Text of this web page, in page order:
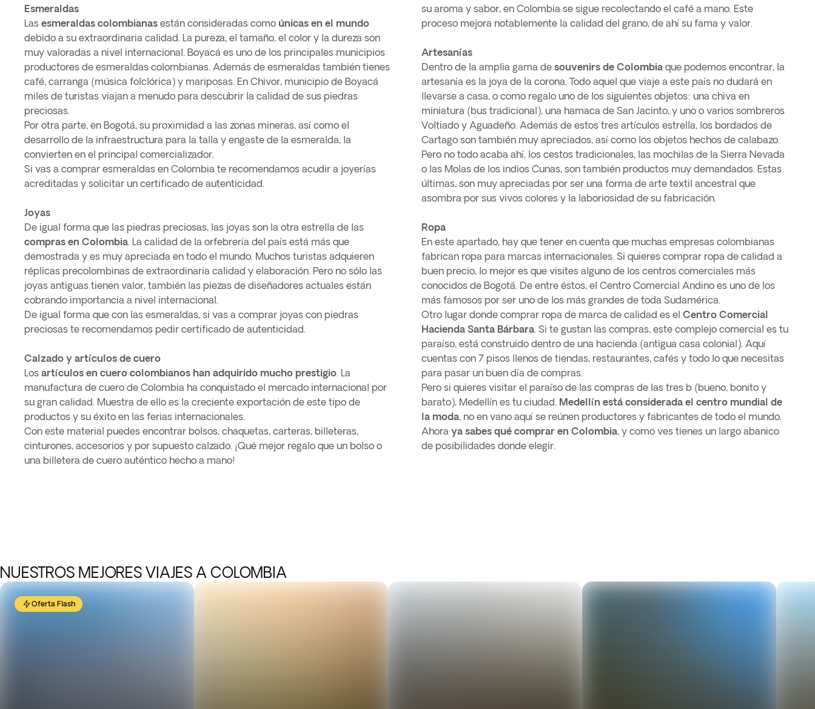
Esmeraldas
Las esmeraldas colombianas están consideradas como únicas en el mundo
debido a su extraordinaria calidad. La pureza, el tamaño, el color y la dureza son
muy valoradas a nivel internacional. Boyacá es uno de los principales municipios
productores de esmeraldas colombianas. Además de esmeraldas también tienes
café, carranga (música folclórica) y mariposas. En Chivor, municipio de Boyacá
miles de turistas viajan a menudo para descubrir la calidad de sus piedras
preciosas.
Por otra parte, en Bogotá, su proximidad a las zonas mineras, así como el
desarrollo de la infraestructura para la talla y engaste de la esmeralda, la
convierten en el principal comercializador.
Si vas a comprar esmeraldas en Colombia te recomendamos acudir a joyerías
acreditadas y solicitar un certificado de autenticidad.
Joyas
De igual forma que las piedras preciosas, las joyas son la otra estrella de las
compras en Colombia. La calidad de la orfebrería del país está más que
demostrada y es muy apreciada en todo el mundo. Muchos turistas adquieren
réplicas precolombinas de extraordinaria calidad y elaboración. Pero no sólo las
joyas antiguas tienen valor, también las piezas de diseñadores actuales están
cobrando importancia a nivel internacional.
De igual forma que con las esmeraldas, si vas a comprar joyas con piedras
preciosas te recomendamos pedir certificado de autenticidad.
Calzado y artículos de cuero
Los artículos en cuero colombianos han adquirido mucho prestigio. La
manufactura de cuero de Colombia ha conquistado el mercado internacional por
su gran calidad. Muestra de ello es la creciente exportación de este tipo de
productos y su éxito en las ferias internacionales.
Con este material puedes encontrar bolsos, chaquetas, carteras, billeteras,
cinturones, accesorios y por supuesto calzado. ¡Qué mejor regalo que un bolso o
una billetera de cuero auténtico hecho a mano!
su aroma y sabor, en Colombia se sigue recolectando el café a mano. Este
proceso mejora notablemente la calidad del grano, de ahí su fama y valor.
Artesanías
Dentro de la amplia gama de souvenirs de Colombia que podemos encontrar, la
artesanía es la joya de la corona. Todo aquel que viaje a este país no dudará en
llevarse a casa, o como regalo uno de los siguientes objetos: una chiva en
miniatura (bus tradicional), una hamaca de San Jacinto, y uno o varios sombreros
Voltiado y Aguadeño. Además de estos tres artículos estrella, los bordados de
Cartago son también muy apreciados, así como los objetos hechos de calabazo.
Pero no todo acaba ahí, los cestos tradicionales, las mochilas de la Sierra Nevada
o las Molas de los indios Cunas, son también productos muy demandados. Estas
últimas, son muy apreciadas por ser una forma de arte textil ancestral que
asombra por sus vivos colores y la laboriosidad de su fabricación.
Ropa
En este apartado, hay que tener en cuenta que muchas empresas colombianas
fabrican ropa para marcas internacionales. Si quieres comprar ropa de calidad a
buen precio, lo mejor es que visites alguno de los centros comerciales más
conocidos de Bogotá. De entre éstos, el Centro Comercial Andino es uno de los
más famosos por ser uno de los más grandes de toda Sudamérica.
Otro lugar donde comprar ropa de marca de calidad es el Centro Comercial
Hacienda Santa Bárbara. Si te gustan las compras, este complejo comercial es tu
paraíso, está construido dentro de una hacienda (antigua casa colonial). Aquí
cuentas con 7 pisos llenos de tiendas, restaurantes, cafés y todo lo que necesitas
para pasar un buen día de compras.
Pero si quieres visitar el paraíso de las compras de las tres b (bueno, bonito y
barato), Medellín es tu ciudad. Medellín está considerada el centro mundial de
la moda, no en vano aquí se reúnen productores y fabricantes de todo el mundo.
Ahora ya sabes qué comprar en Colombia, y como ves tienes un largo abanico
de posibilidades donde elegir.
NUESTROS MEJORES VIAJES A COLOMBIA
Oferta Flash